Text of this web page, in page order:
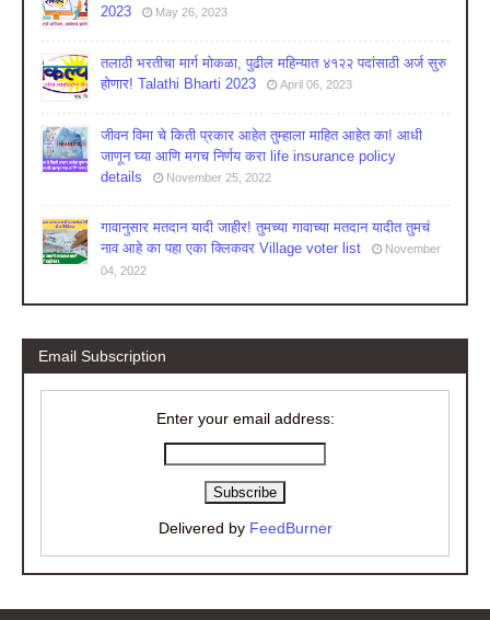
2023
May 26, 2023
तलाठी भरतीचा मार्ग मोकळा, पुढील महिन्यात ४१२२ पदांसाठी अर्ज सुरु
होणार! Talathi Bharti 2023
April 06, 2023
जीवन विमा चे किती प्रकार आहेत तुम्हाला माहित आहेत का! आधी
जाणून घ्या आणि मगच निर्णय करा life insurance policy
details
November 25, 2022
गावानुसार मतदान यादी जाहीर! तुमच्या गावाच्या मतदान यादीत तुमचं
नाव आहे का पहा एका क्लिकवर Village voter list
November
04, 2022
Email Subscription
Enter your email address:
Delivered by FeedBurner